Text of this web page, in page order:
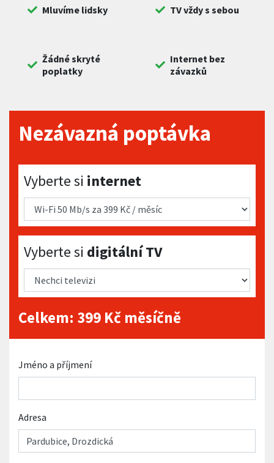
Mluvíme lidsky TV vždy s sebou
Žádné skryté
poplatky
Internet bez
závazků
Nezávazná poptávka
Vyberte si internet
Vyberte si internet
Vyberte si digitální TV
Vyberte si digitální TV
Celkem: 399 Kč měsíčně
Jméno a příjmení
Adresa